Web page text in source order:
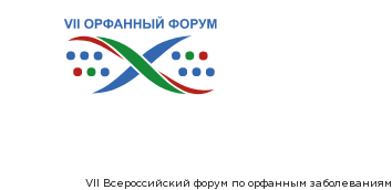
VII Всероссийский форум по орфанным заболеваниям